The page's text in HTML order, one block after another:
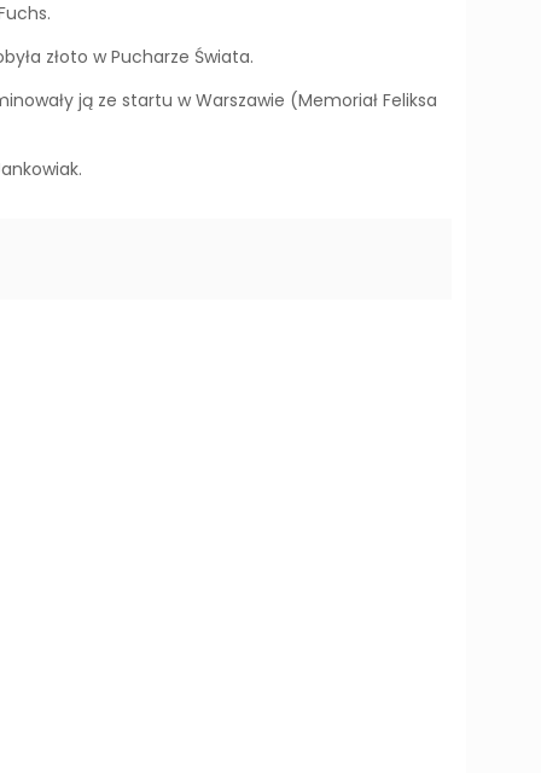
złoto w Pucharze Świata.
ją ze startu w Warszawie (Memoriał Feliksa